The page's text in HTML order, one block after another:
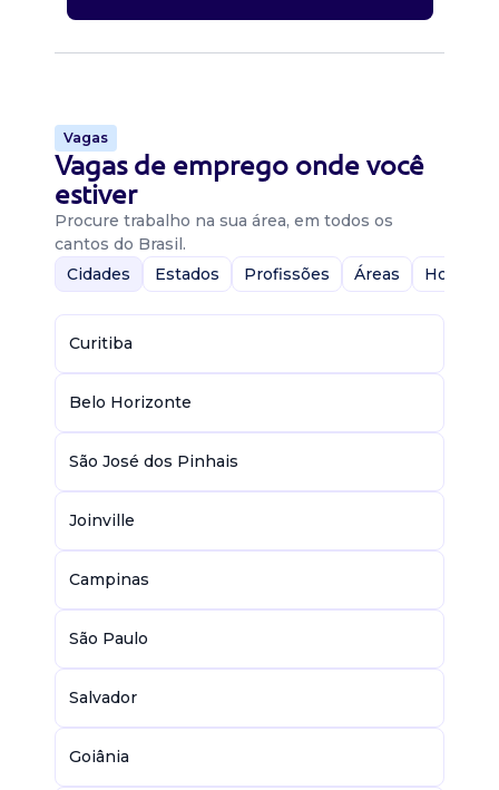
Vagas
Vagas de emprego onde você
estiver
Procure trabalho na sua área, em todos os
cantos do Brasil.
Cidades
Estados Profissões Áreas Home-
Curitiba
Belo Horizonte
São José dos Pinhais
Joinville
Campinas
São Paulo
Salvador
Goiânia